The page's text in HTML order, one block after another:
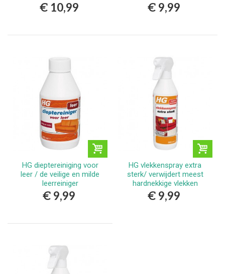
€ 10,99 € 9,99
HG dieptereiniging voor
leer / de veilige en milde
leerreiniger
€ 9,99
HG vlekkenspray extra
sterk/ verwijdert meest
hardnekkige vlekken
€ 9,99